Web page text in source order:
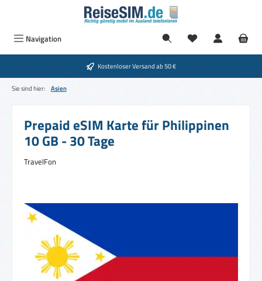
Zum Hauptinhalt springen
Navigation Du hast 0
Kostenloser Versand ab 50 €
Sie sind hier: Asien
Prepaid eSIM Karte für Philippinen
10 GB - 30 Tage
TravelFon